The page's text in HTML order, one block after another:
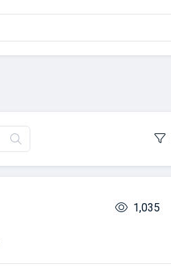
1,035